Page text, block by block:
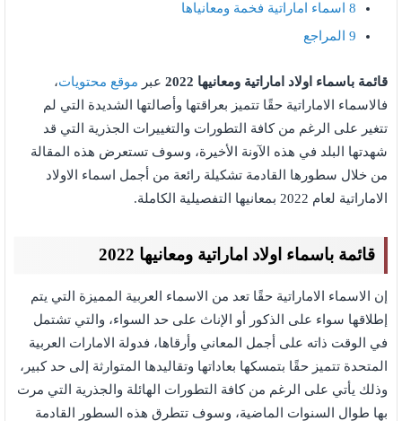
8 اسماء اماراتية فخمة ومعانياها
9 المراجع
قائمة باسماء اولاد اماراتية ومعانيها 2022 عبر موقع محتويات،
فالاسماء الاماراتية حقًا تتميز بعراقتها وأصالتها الشديدة التي لم
تتغير على الرغم من كافة التطورات والتغييرات الجذرية التي قد
شهدتها البلد في هذه الآونة الأخيرة، وسوف تستعرض هذه المقالة
من خلال سطورها القادمة تشكيلة رائعة من أجمل اسماء الاولاد
الاماراتية لعام 2022 بمعانيها التفصيلية الكاملة.
قائمة باسماء اولاد اماراتية ومعانيها 2022
إن الاسماء الاماراتية حقًا تعد من الاسماء العربية المميزة التي يتم
إطلاقها سواء على الذكور أو الإناث على حد السواء، والتي تشتمل
في الوقت ذاته على أجمل المعاني وأرقاها، فدولة الامارات العربية
المتحدة تتميز حقًا بتمسكها بعاداتها وتقاليدها المتوارثة إلى حد كبير،
وذلك يأتي على الرغم من كافة التطورات الهائلة والجذرية التي مرت
بها طوال السنوات الماضية، وسوف تتطرق هذه السطور القادمة